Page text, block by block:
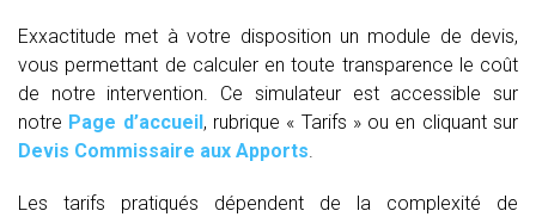
Exxactitude met à votre disposition un module de devis,
vous permettant de calculer en toute transparence le coût
de notre intervention. Ce simulateur est accessible sur
notre Page d’accueil, rubrique « Tarifs » ou en cliquant sur
Devis Commissaire aux Apports.
Les tarifs pratiqués dépendent de la complexité de